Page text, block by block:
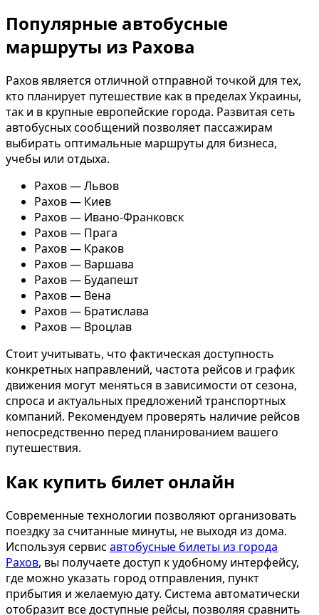
Популярные автобусные
маршруты из Рахова
Рахов является отличной отправной точкой для тех,
кто планирует путешествие как в пределах Украины,
так и в крупные европейские города. Развитая сеть
автобусных сообщений позволяет пассажирам
выбирать оптимальные маршруты для бизнеса,
учебы или отдыха.
Рахов — Львов
Рахов — Киев
Рахов — Ивано-Франковск
Рахов — Прага
Рахов — Краков
Рахов — Варшава
Рахов — Будапешт
Рахов — Вена
Рахов — Братислава
Рахов — Вроцлав
Стоит учитывать, что фактическая доступность
конкретных направлений, частота рейсов и график
движения могут меняться в зависимости от сезона,
спроса и актуальных предложений транспортных
компаний. Рекомендуем проверять наличие рейсов
непосредственно перед планированием вашего
путешествия.
Как купить билет онлайн
Современные технологии позволяют организовать
поездку за считанные минуты, не выходя из дома.
Используя сервис автобусные билеты из города
Рахов, вы получаете доступ к удобному интерфейсу,
где можно указать город отправления, пункт
прибытия и желаемую дату. Система автоматически
отобразит все доступные рейсы, позволяя сравнить